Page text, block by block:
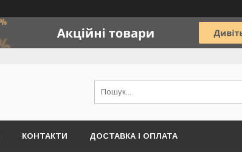
КОНТАКТИ ДОСТАВКА І ОПЛАТА